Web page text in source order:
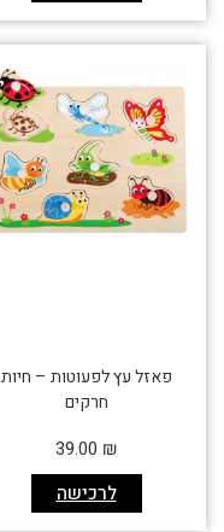
פאזל עץ לפעוטות – חיות
חרקים
לרכישה
39.00 ₪